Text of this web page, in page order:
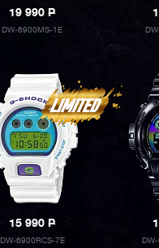
19 990P
DW-6900MS-1E
15 990P
DW-6900RCS-7E